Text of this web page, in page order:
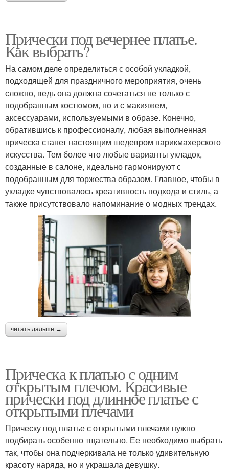
Прически под вечернее платье.
Как выбрать?
На самом деле определиться с особой укладкой,
подходящей для праздничного мероприятия, очень
сложно, ведь она должна сочетаться не только с
подобранным костюмом, но и с макияжем,
аксессуарами, используемыми в образе. Конечно,
обратившись к профессионалу, любая выполненная
прическа станет настоящим шедевром парикмахерского
искусства. Тем более что любые варианты укладок,
созданные в салоне, идеально гармонируют с
подобранным для торжества образом. Главное, чтобы в
укладке чувствовалось креативность подхода и стиль, а
также присутствовало напоминание о модных трендах.
читать дальше →
Прическа к платью с одним
открытым плечом. Красивые
прически под длинное платье с
открытыми плечами
Прическу под платье с открытыми плечами нужно
подбирать особенно тщательно. Ее необходимо выбрать
так, чтобы она подчеркивала не только удивительную
красоту наряда, но и украшала девушку.